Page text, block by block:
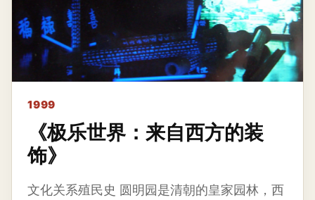
1999
《极乐世界：来自西方的装
饰》
文化关系殖民史 圆明园是清朝的皇家园林，西